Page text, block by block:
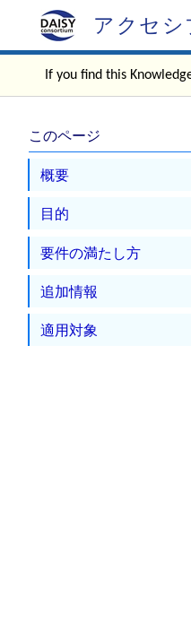
アクセシ
If you find this
このページ
概要
目的
要件の満たし方
追加情報
適用対象